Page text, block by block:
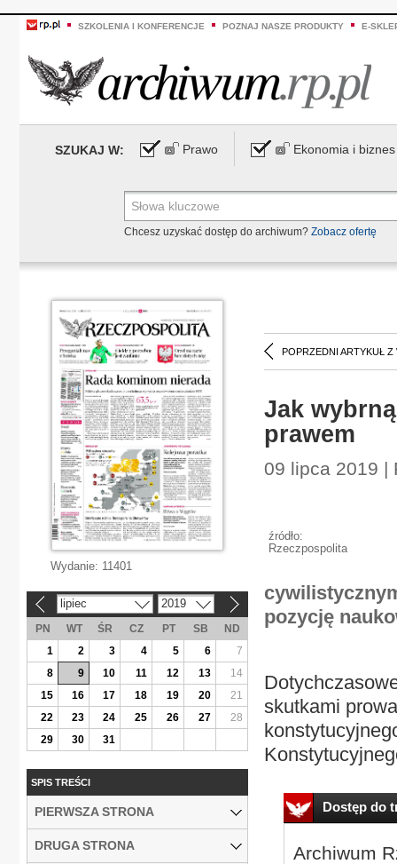
SZKOLENIA I KONFERENCJE POZNAJ NASZE PRODUKTY E-
SZUKAJ W: Prawo Ekonomia i biznes
Chcesz uzyskać dostęp do archiwum? Zobacz ofertę
POPRZEDNI ARTYKUŁ Z
Jak
prawem
09 lipca 2019 |
źródło:
Rzeczpospolita
pozycję
skutkami
Dostęp do
Archiwum
Wydanie: 11401
lipiec 2019
PN WT ŚR CZ PT SB
ND
1
2 3 4 5 6
7
8
9 10 11 12 13
14
15
16 17 18 19 20
21
22
23 24 25 26 27
28
29
30 31
SPIS TREŚCI
PIERWSZA STRONA
DRUGA STRONA